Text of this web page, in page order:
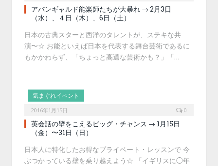
アバンギャルド能楽師たちが大暴れ → 2月3日
（水）、４日（木）、6日（土）
日本の古典スターと西洋のタレントが、ステキな共
演〜☆ お能といえば日本を代表する舞台芸術であるに
もかかわらず、「ちょっと高邁な芸術かも？」「…
気まぐれイベント
2016年1月15日 0
英会話の壁をこえるビッグ・チャンス → 1月15日
（金）〜31日（日）
日本人に特化したお得なプライベート・レッスンで 今
ぶつかっている壁を乗り越えよう☆ 「イギリスに◯年